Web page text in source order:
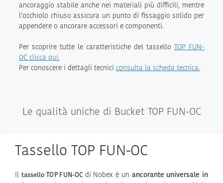
ancoraggio stabile anche nei materiali più difficili, mentre
l’occhiolo chiuso assicura un punto di fissaggio solido per
appendere o ancorare accessori e componenti.
Per scoprire tutte le caratteristiche del tassello TOP FUN-
OC clicca qui.
Per conoscere i dettagli tecnici consulta la scheda tecnica.
Le qualità uniche di Bucket TOP FUN-OC
Tassello TOP FUN-OC
Il tassello TOP FUN-OC di Nobex è un ancorante universale in